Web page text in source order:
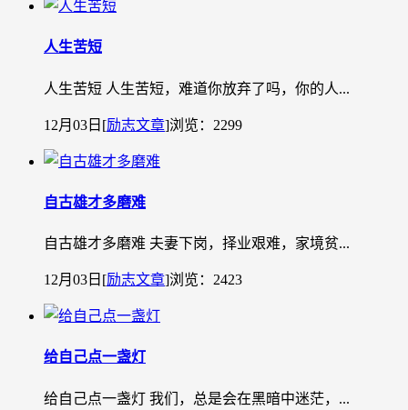
人生苦短
人生苦短 人生苦短，难道你放弃了吗，你的人...
12月03日 [励志文章]浏览：2299
自古雄才多磨难
自古雄才多磨难 夫妻下岗，择业艰难，家境贫...
12月03日 [励志文章]浏览：2423
给自己点一盏灯
给自己点一盏灯 我们，总是会在黑暗中迷茫，...